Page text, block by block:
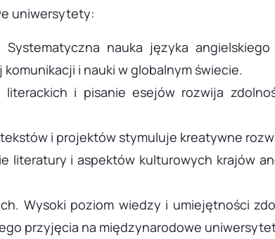
uniwersytety:
nauka języka
i nauki w globalnym świecie.
literackich i pisanie esejów rozwija
i projektów stymuluje kreatywne
literatury i aspektów kulturowych krajów
Wysoki poziom wiedzy i umiejętności
przyjęcia na międzynarodowe